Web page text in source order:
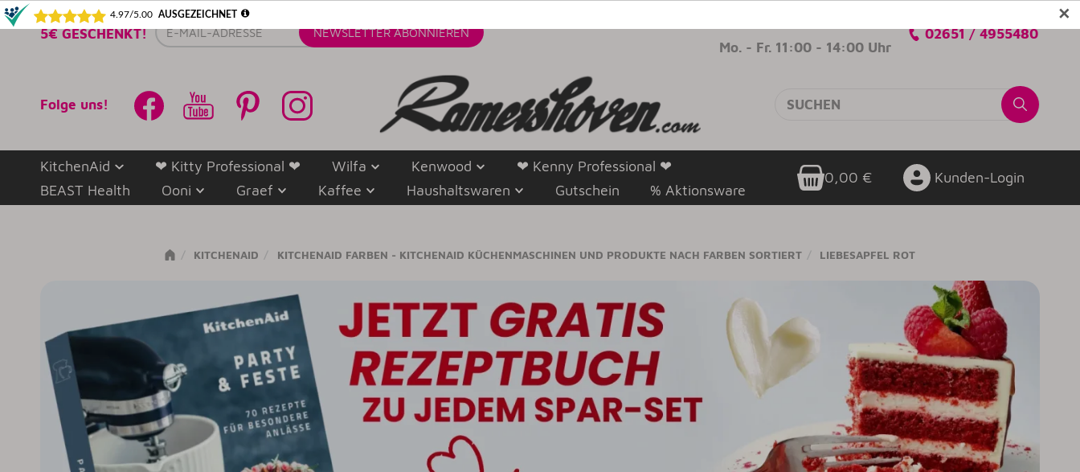
✕
5€ GESCHENKT! E-
Mail-
NEWSLETTER ABONNIEREN
Mo. - Fr. 11:00 - 14:00 Uhr
02651 / 4955480
Folge uns!
KitchenAid ❤ Kitty Professional ❤ Wilfa Kenwood
❤ Kenny Professional ❤
BEAST Health
Ooni Graef Kaffee Haushaltswaren Gutschein % Aktionsware
0,00 € Kunden-Login
KITCHENAID KITCHENAID FARBEN - KITCHENAID KÜCHENMASCHINEN UND PRODUKTE NACH FARBEN SORTIERT LIEBESAPFEL ROT